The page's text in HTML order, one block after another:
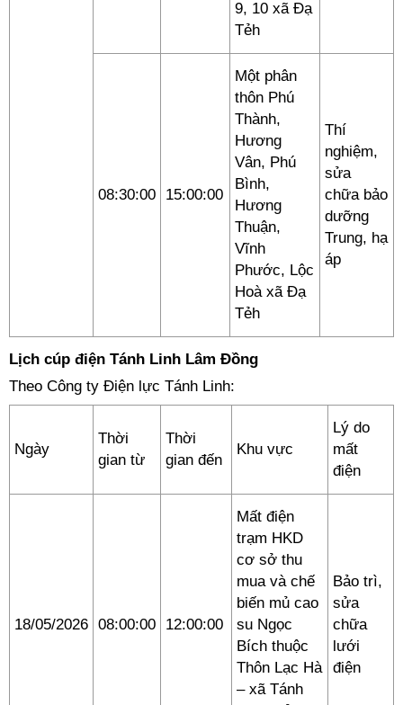
9, 10 xã Đạ
Tẻh
08:30:00 15:00:00
Một phân
thôn Phú
Thành,
Hương
Vân, Phú
Bình,
Hương
Thuận,
Vĩnh
Phước, Lộc
Hoà xã Đạ
Tẻh
Thí
nghiệm,
sửa
chữa bảo
dưỡng
Trung, hạ
áp
Lịch cúp điện Tánh Linh Lâm Đồng
Theo Công ty Điện lực Tánh Linh:
Ngày
Thời
gian từ
Thời
gian đến
Khu vực
Lý do
mất
điện
18/05/2026 08:00:00 12:00:00
Mất điện
trạm HKD
cơ sở thu
mua và chế
biến mủ cao
su Ngọc
Bích thuộc
Thôn Lạc Hà
– xã Tánh
Bảo trì,
sửa
chữa
lưới
điện